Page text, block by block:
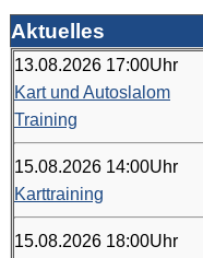
Aktuelles
13.08.2026 17:00Uhr
Kart und Autoslalom
Training
15.08.2026 14:00Uhr
Karttraining
15.08.2026 18:00Uhr